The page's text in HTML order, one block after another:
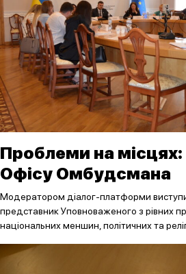
Проблеми на місцях:
Офісу Омбудсмана
Модератором діалог-платформи
представник Уповноваженого з рівних
національних меншин, політичних та